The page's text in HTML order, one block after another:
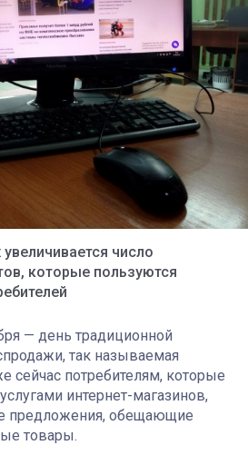
число
которые пользуются
— день традиционной
так называемая
сейчас потребителям, которые
интернет-магазинов,
предложения, обещающие
товары.